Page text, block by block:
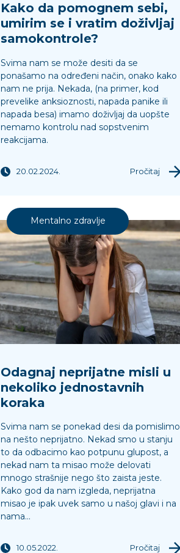
Kako da pomognem sebi,
umirim se i vratim doživljaj
samokontrole?
Svima nam se može desiti da se
ponašamo na određeni način, onako kako
nam ne prija. Nekada, (na primer, kod
prevelike anksioznosti, napada panike ili
napada besa) imamo doživljaj da uopšte
nemamo kontrolu nad sopstvenim
reakcijama.
20.02.2024. Pročitaj
Mentalno zdravlje
Odagnaj neprijatne misli u
nekoliko jednostavnih
koraka
Svima nam se ponekad desi da pomislimo
na nešto neprijatno. Nekad smo u stanju
to da odbacimo kao potpunu glupost, a
nekad nam ta misao može delovati
mnogo strašnije nego što zaista jeste.
Kako god da nam izgleda, neprijatna
misao je ipak uvek samo u našoj glavi i na
nama...
10.05.2022. Pročitaj